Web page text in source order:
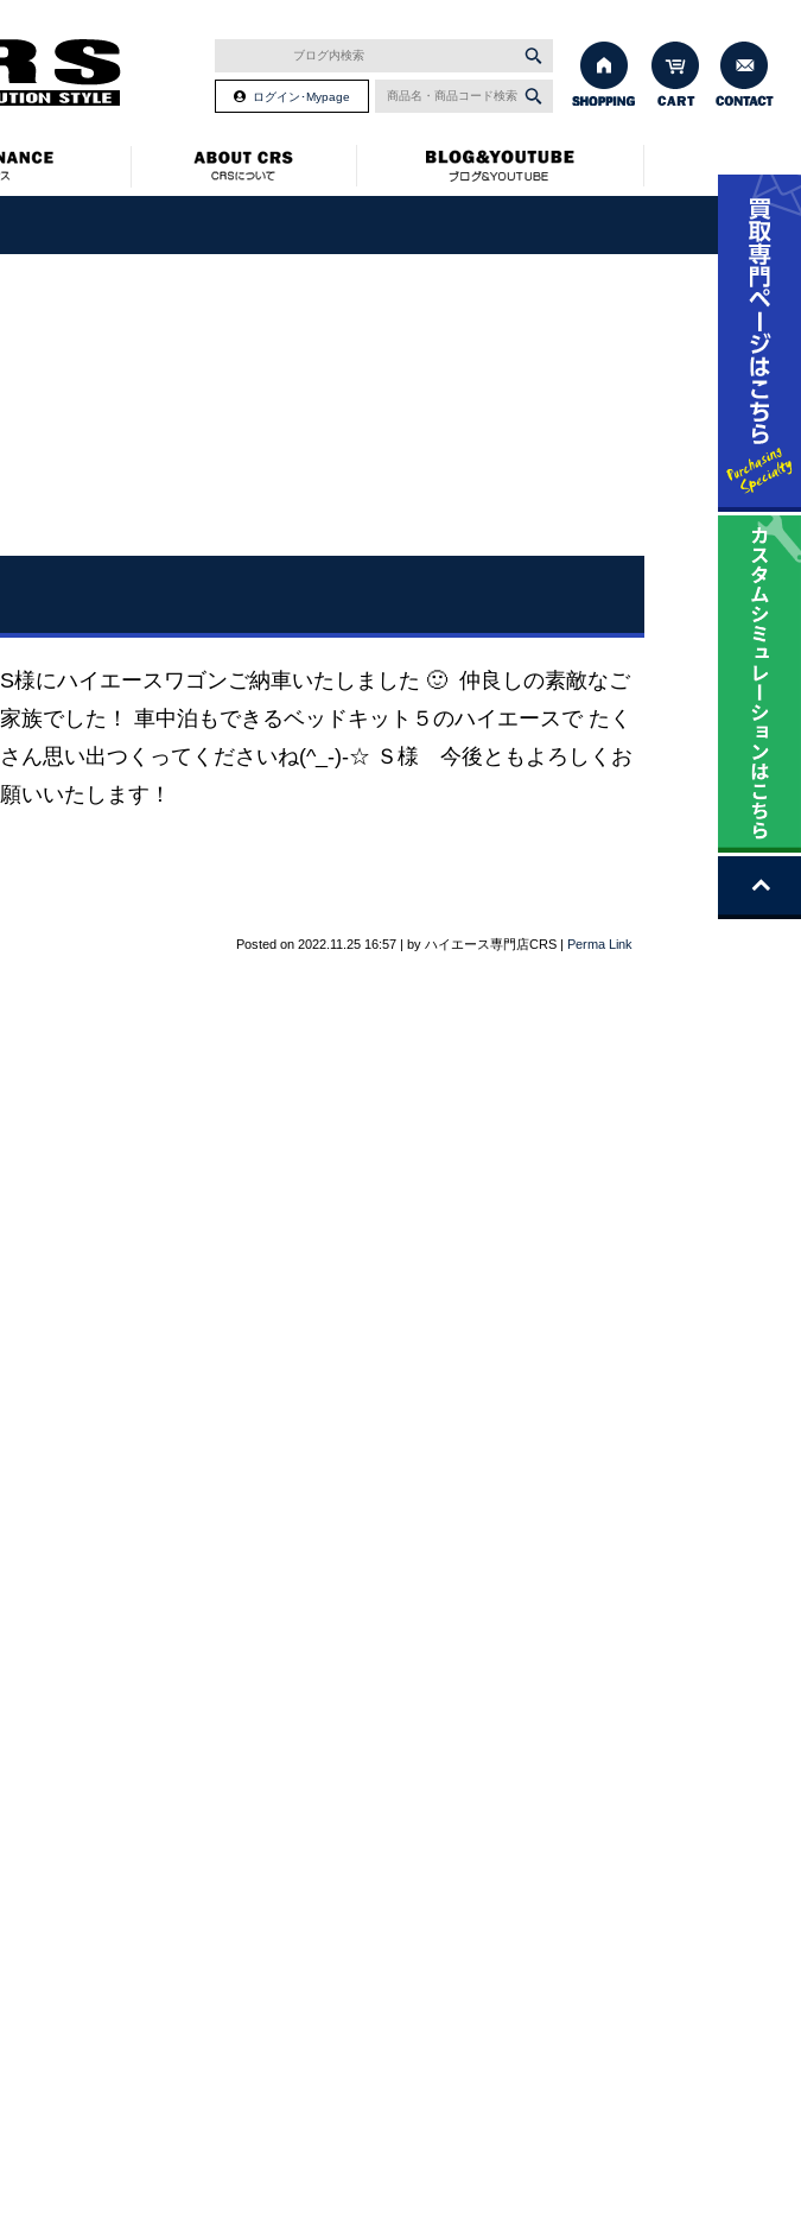
ログイン･Mypage
S様にハイエースワゴンご納車いたしました 🙂 仲良しの素敵なご
家族でした！ 車中泊もできるベッドキット５のハイエースで たく
さん思い出つくってくださいね(^_-)-☆ Ｓ様 今後ともよろしくお
願いいたします！
Posted on 2022.11.25 16:57 by ハイエース専門店CRS Perma Link